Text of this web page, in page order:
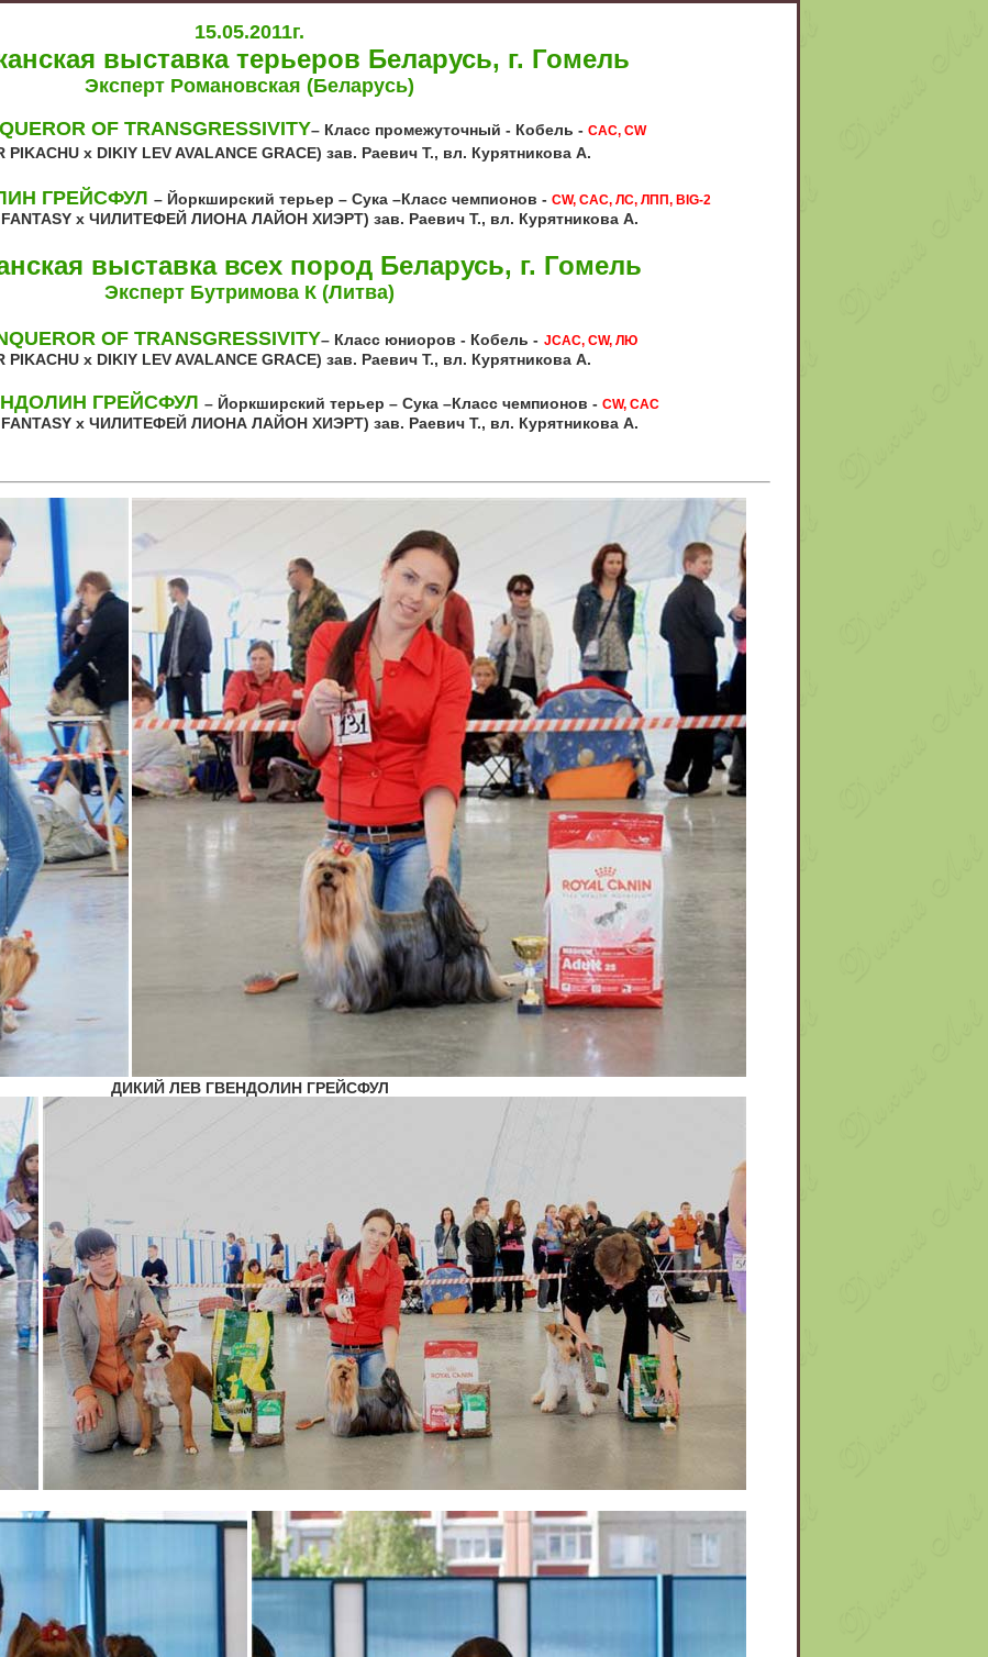
15.05.2011г.
выставка терьеров Беларусь, г. Гомель
Эксперт Романовская (Беларусь)
OF TRANSGRESSIVITY– Класс промежуточный - Кобель - CAC, CW
PIKACHU x DIKIY LEV AVALANCE GRACE) зав. Раевич Т., вл. Курятникова А.
ГРЕЙСФУЛ – Йоркширский терьер – Сука –Класс чемпионов - CW, САС, ЛС, ЛПП, BIG-2
FANTASY х ЧИЛИТЕФЕЙ ЛИОНА ЛАЙОН ХИЭРТ) зав. Раевич Т., вл. Курятникова А.
выставка всех пород Беларусь, г. Гомель
Эксперт Бутримова К (Литва)
OF TRANSGRESSIVITY– Класс юниоров - Кобель - JСАС, CW, ЛЮ
PIKACHU x DIKIY LEV AVALANCE GRACE) зав. Раевич Т., вл. Курятникова А.
ГРЕЙСФУЛ – Йоркширский терьер – Сука –Класс чемпионов - CW, САС
FANTASY х ЧИЛИТЕФЕЙ ЛИОНА ЛАЙОН ХИЭРТ) зав. Раевич Т., вл. Курятникова А.
ДИКИЙ ЛЕВ ГВЕНДОЛИН ГРЕЙСФУЛ